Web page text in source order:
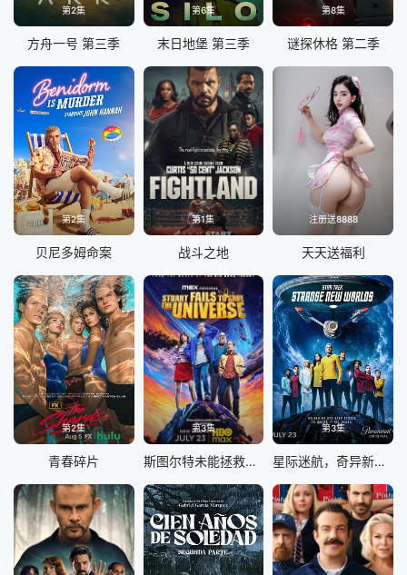
第2集
方舟一号 第三季
第6集
末日地堡 第三季
第8集
谜探休格 第二季
第2集
贝尼多姆命案
第1集
战斗之地
注册送8888
天天送福利
第2集
青春碎片
第3集
斯图尔特未能拯救宇宙
第3集
星际迷航，奇异新世界第四季